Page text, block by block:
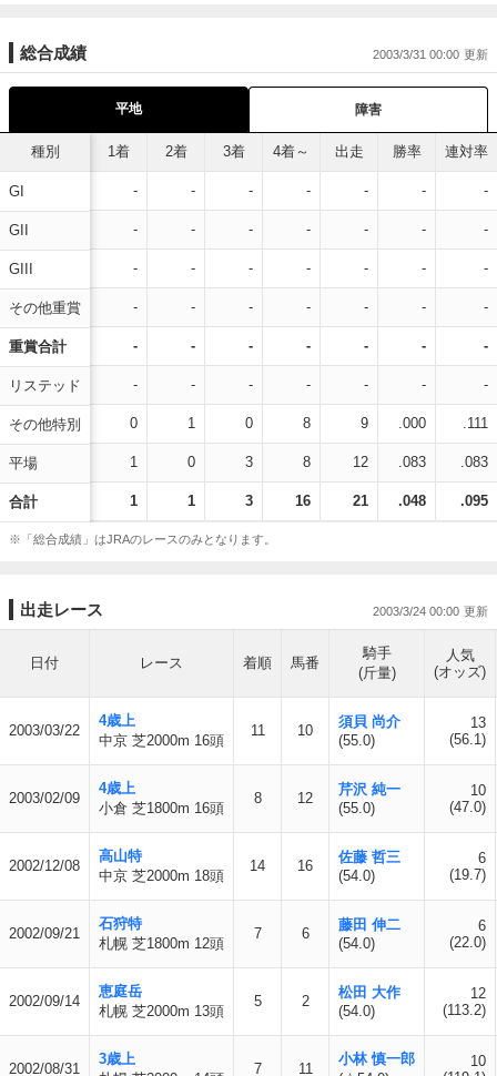
総合成績 2003/3/31 00:00
平地 障害
種別
GI
GII
GIII
その他重賞
重賞合計
リステッド
その他特別
平場
合計
1着 2着 3着 4着～ 出走 勝率 連対率
- - - - - - -
- - - - - - -
- - - - - - -
- - - - - - -
- - - - - - -
- - - - - - -
0 1 0 8 9 .000 .111
1 0 3 8 12 .083 .083
1 1 3 16 21 .048 .095
※「総合成績」はJRAのレースのみとなります。
出走レース 2003/3/24 00:00
日付 レース 着順 馬番
騎手
(斤量)
人気
(オッズ)
2003/03/22
4歳上
中京 芝2000m 16頭
11 10
須貝 尚介
(55.0)
13
(56.1)
2003/02/09
4歳上
小倉 芝1800m 16頭
8 12
芹沢 純一
(55.0)
10
(47.0)
2002/12/08
高山特
中京 芝2000m 18頭
14 16
佐藤 哲三
(54.0)
6
(19.7)
2002/09/21
石狩特
札幌 芝1800m 12頭
7 6
藤田 伸二
(54.0)
6
(22.0)
2002/09/14
恵庭岳
札幌 芝2000m 13頭
5 2
松田 大作
(54.0)
12
(113.2)
2002/08/31
3歳上
7 11
小林 慎一郎
10